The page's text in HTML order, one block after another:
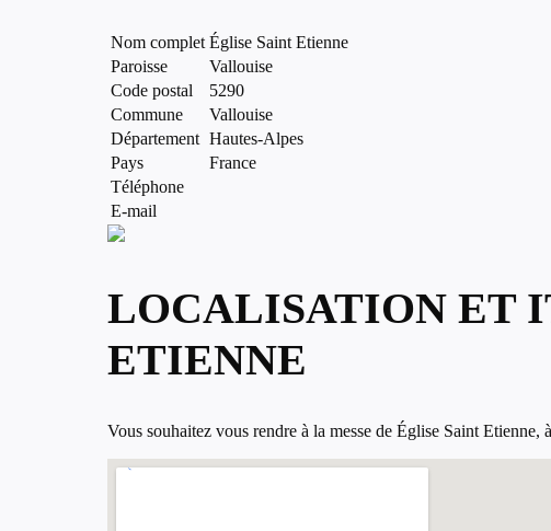
Nom complet Église Saint Etienne
Paroisse
Vallouise
Code postal
5290
Commune
Vallouise
Département Hautes-Alpes
Pays
France
Téléphone
E-mail
LOCALISATION ET
ETIENNE
Vous souhaitez vous rendre à la messe de Église Saint